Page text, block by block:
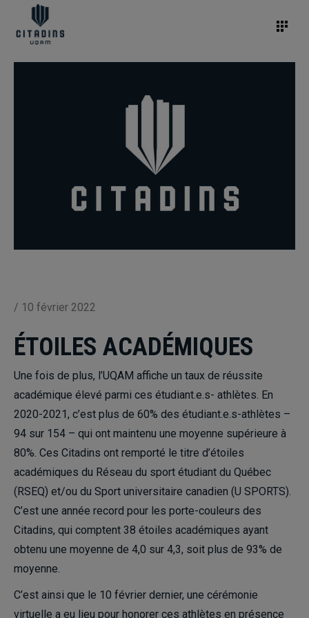
/ 10 février 2022
ÉTOILES ACADÉMIQUES
Une fois de plus, l’UQAM affiche un taux de réussite
académique élevé parmi ces étudiant.e.s- athlètes. En
2020-2021, c’est plus de 60% des étudiant.e.s-athlètes –
94 sur 154 – qui ont maintenu une moyenne supérieure à
80%. Ces Citadins ont remporté le titre d’étoiles
académiques du Réseau du sport étudiant du Québec
(RSEQ) et/ou du Sport universitaire canadien (U SPORTS).
C’est une année record pour les porte-couleurs des
Citadins, qui comptent 38 étoiles académiques ayant
obtenu une moyenne de 4,0 sur 4,3, soit plus de 93% de
moyenne.
C’est ainsi que le 10 février dernier, une cérémonie
virtuelle a eu lieu pour honorer ces athlètes en présence